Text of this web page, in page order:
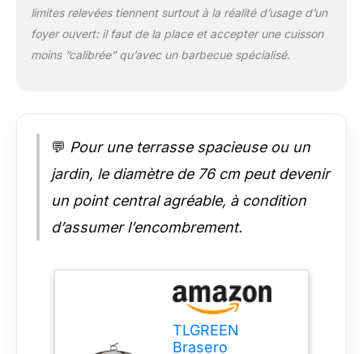
barbecue et de
élégant : Le foyer au
look rétro s'intègre
élégant de profiter du
sur le produit : Grille
brasero avec
protection anti-
étincelles - Poids
assemblage : 76 x 76
x 46 cm - Diamètre
du filet de barbecue :
60 cm et les tisonnier
limites relevées tiennent surtout à la réalité d’usage d’un
foyer ouvert: il faut de la place et accepter une cuisson
moins “calibrée” qu’avec un barbecue spécialisé.
💬 Pour une terrasse spacieuse ou un
jardin, le diamètre de 76 cm peut devenir
un point central agréable, à condition
d’assumer l’encombrement.
TLGREEN
Brasero